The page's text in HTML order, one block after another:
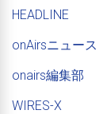
HEADLINE
onAirsニュース
onairs編集部
WIRES-X